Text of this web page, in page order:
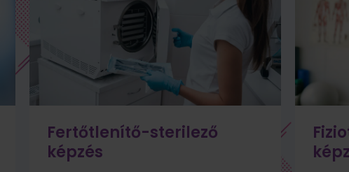
Fertőtlenítő-sterilező
képzés